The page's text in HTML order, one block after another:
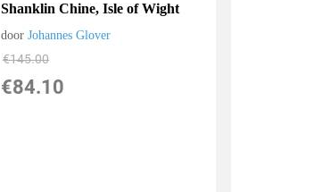
Shanklin Chine, Isle of Wight
doorJohannes Glover
€145.00
€84.10